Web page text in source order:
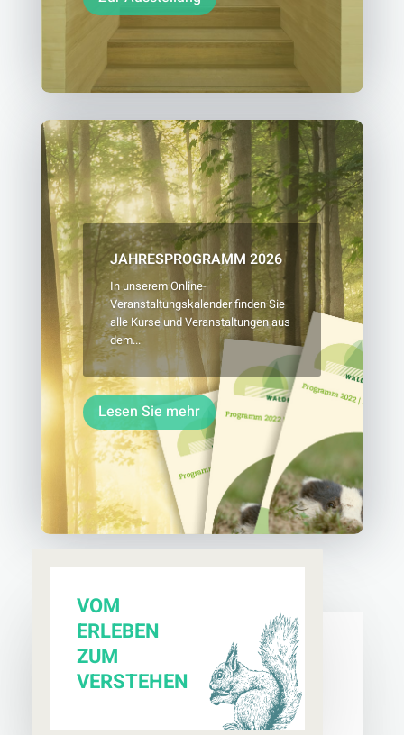
JAHRESPROGRAMM 2026
In unserem Online-
Veranstaltungskalender finden Sie
alle Kurse und Veranstaltungen aus
dem...
Lesen Sie mehr
VOM
ERLEBEN
ZUM
VERSTEHEN